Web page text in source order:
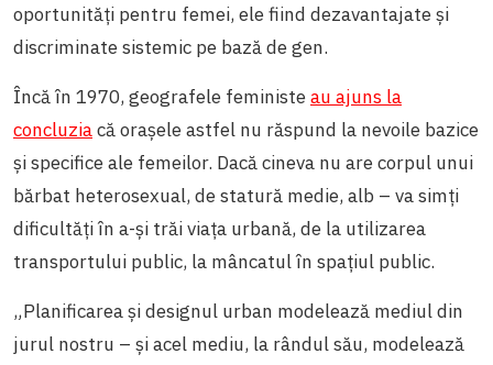
oportunități pentru femei, ele fiind dezavantajate și
discriminate sistemic pe bază de gen.
Încă în 1970, geografele feministeau ajuns la
concluziacă orașele astfel nu răspund la nevoile bazice
și specifice ale femeilor. Dacă cineva nu are corpul unui
bărbat heterosexual, de statură medie, alb – va simți
dificultăți în a-și trăi viața urbană, de la utilizarea
transportului public, la mâncatul în spațiul public.
„Planificarea și designul urban modelează mediul din
jurul nostru – și acel mediu, la rândul său, modelează